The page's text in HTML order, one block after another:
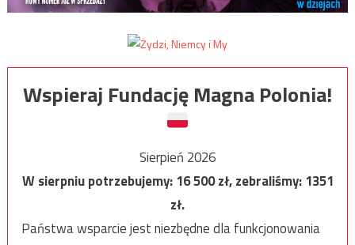
Wspieraj Fundację Magna Polonia!
Sierpień 2026
W sierpniu potrzebujemy:16 500zł, zebraliśmy:1351
zł.
Państwa wsparcie jest niezbędne dla funkcjonowania